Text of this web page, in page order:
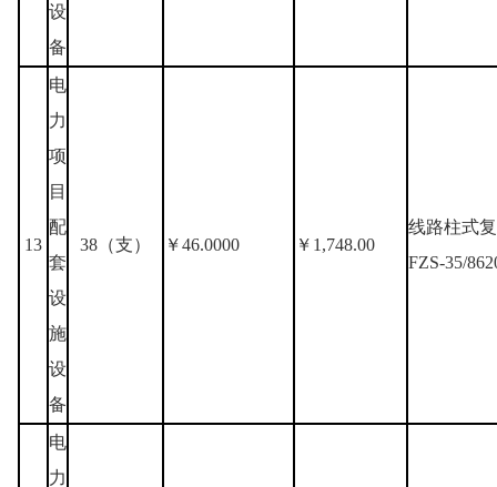
设
备
13
电
力
项
目
配
套
设
施
设
备
38（支） ￥46.0000 ￥1,748.00
线路柱式
FZS-35/
电
力